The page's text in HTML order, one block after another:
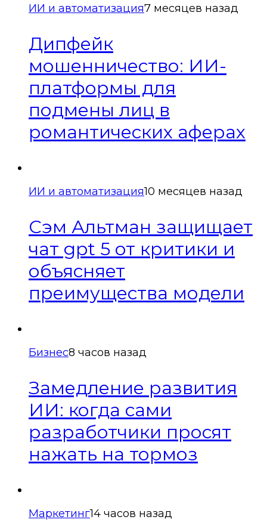
ИИ и автоматизация7 месяцев назад
Дипфейк
мошенничество: ИИ-
платформы для
подмены лиц в
романтических аферах
ИИ и автоматизация10 месяцев назад
Сэм Альтман защищает
чат gpt 5 от критики и
объясняет
преимущества модели
Бизнес8 часов назад
Замедление развития
ИИ: когда сами
разработчики просят
нажать на тормоз
Маркетинг14 часов назад